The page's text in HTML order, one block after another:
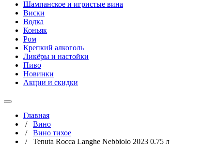
Шампанское и игристые вина
Виски
Водка
Коньяк
Ром
Крепкий алкоголь
Ликёры и настойки
Пиво
Новинки
Акции и скидки
Главная
/ Вино
/ Вино тихое
/ Tenuta Rocca Langhe Nebbiolo 2023 0.75 л